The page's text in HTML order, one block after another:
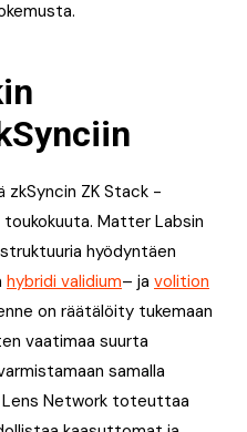
ZK Stack -
Matter Labsin
hyödyntäen
hybridi validium– ja volition
on räätälöity tukemaan
vaatimaa suurta
samalla
Lens Network toteuttaa